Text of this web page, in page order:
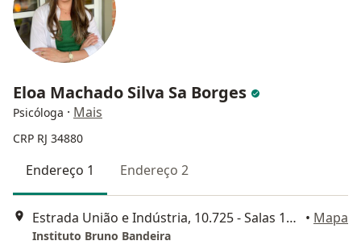
Eloa Machado Silva Sa Borges
Psicóloga · Mais
CRP RJ 34880
Endereço 1 Endereço 2
Estrada União e Indústria, 10.725 - Salas 104 e 143, Petrópolis • Mapa
Instituto Bruno Bandeira